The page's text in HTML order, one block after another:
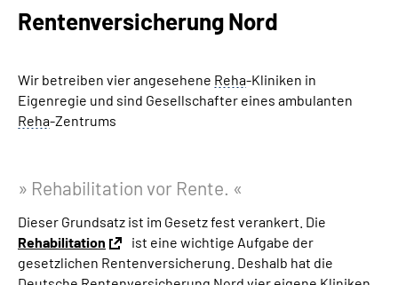
Karriere
Online-Services
Inhalte in Gebärdensprache (DGS)
Rentenversicherung Nord
Wir betreiben vier angesehene Reha-Kliniken in
Eigenregie und sind Gesellschafter eines ambulanten
Reha-Zentrums
Rehabilitation vor Rente.
Dieser Grundsatz ist im Gesetz fest verankert. Die
Rehabilitation
ist eine wichtige Aufgabe der
gesetzlichen Rentenversicherung. Deshalb hat die